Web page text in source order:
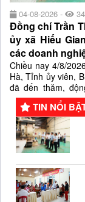
04-08-2026 -
Đồng chí Trần
ủy xã Hiếu
các doanh
Chiều nay 4/8/
Hà, Tỉnh ủy viên,
đã đến thăm,
doanh tại Nhà
Bia quốc tế TTC
TIN NỔI